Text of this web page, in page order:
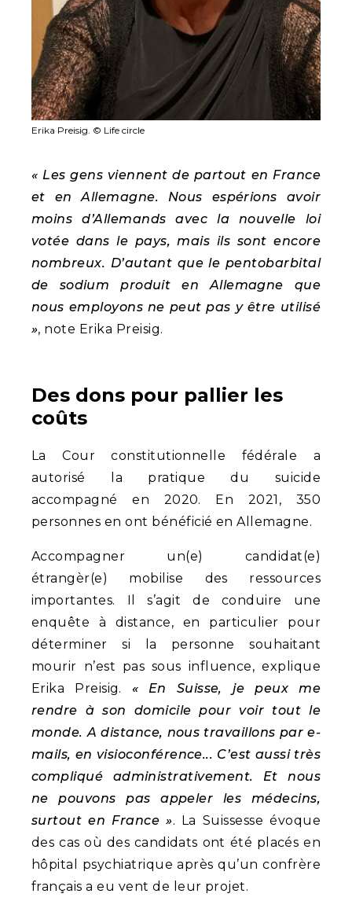
Erika Preisig. © Life circle
« Les gens viennent de partout en France
et en Allemagne. Nous espérions avoir
moins d’Allemands avec la nouvelle loi
votée dans le pays, mais ils sont encore
nombreux. D’autant que le pentobarbital
de sodium produit en Allemagne que
nous employons ne peut pas y être utilisé
», note Erika Preisig.
Des dons pour pallier les
coûts
La Cour constitutionnelle fédérale a
autorisé la pratique du suicide
accompagné en 2020. En 2021, 350
personnes en ont bénéficié en Allemagne.
Accompagner un(e) candidat(e)
étrangèr(e) mobilise des ressources
importantes. Il s’agit de conduire une
enquête à distance, en particulier pour
déterminer si la personne souhaitant
mourir n’est pas sous influence, explique
Erika Preisig. « En Suisse, je peux me
rendre à son domicile pour voir tout le
monde. A distance, nous travaillons par e-
mails, en visioconférence... C’est aussi très
compliqué administrativement. Et nous
ne pouvons pas appeler les médecins,
surtout en France ». La Suissesse évoque
des cas où des candidats ont été placés en
hôpital psychiatrique après qu’un confrère
français a eu vent de leur projet.